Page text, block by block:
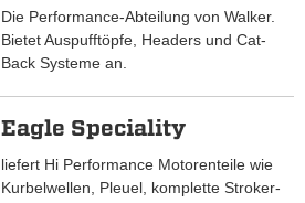
Die Performance-Abteilung von Walker.
Bietet Auspufftöpfe, Headers und Cat-
Back Systeme an.
Eagle Speciality
liefert Hi Performance Motorenteile wie
Kurbelwellen, Pleuel, komplette Stroker-